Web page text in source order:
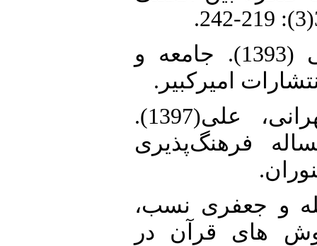
22. شریعتمداری، علی (1393). جامعه و
امیرکبیر.
23. شریعتمداری طهرانی، علی(1397).
فرهنگ‌پذیری
و جعفری نسب،
روش های قرآن در